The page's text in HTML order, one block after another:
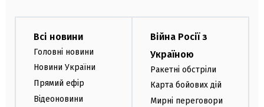
Всі новини
Головні новини
Новини України
Прямий ефір
Відеоновини
Війна Росії з
Україною
Ракетні обстріли
Карта бойових дій
Мирні переговори